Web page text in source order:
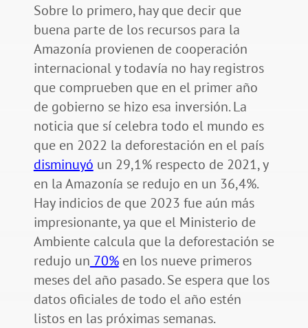
Sobre lo primero, hay que decir que
buena parte de los recursos para la
Amazonía provienen de cooperación
internacional y todavía no hay registros
que comprueben que en el primer año
de gobierno se hizo esa inversión. La
noticia que sí celebra todo el mundo es
que en 2022 la deforestación en el país
disminuyó un 29,1% respecto de 2021, y
en la Amazonía se redujo en un 36,4%.
Hay indicios de que 2023 fue aún más
impresionante, ya que el Ministerio de
Ambiente calcula que la deforestación se
redujo un 70%en los nueve primeros
meses del año pasado. Se espera que los
datos oficiales de todo el año estén
listos en las próximas semanas.